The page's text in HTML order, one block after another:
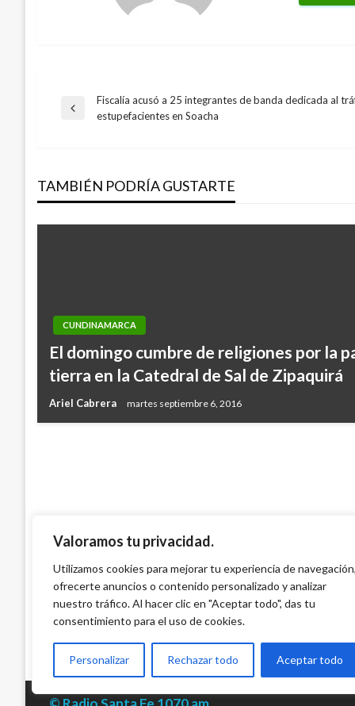
Valoramos tu privacidad.
Utilizamos cookies para mejorar tu experiencia de navegación,
ofrecerte anuncios o contenido personalizado y analizar
nuestro tráfico. Al hacer clic en "Aceptar todo", das tu
consentimiento para el uso de cookies.
Personalizar Rechazar todo Aceptar todo
Navegación
entradas
Entrada
Fiscalía acusó a 25 integrantes de banda dedicada al
estupefacientes en Soacha
TAMBIÉN PODRÍA GUSTARTE
CUNDINAMARCA
El domingo cumbre de religiones por la
tierra en la Catedral de Sal de Zipaquirá
Ariel Cabrera martes septiembre 6, 2016
CUNDINAMARCA
Procuraduría abre investigación por
irregularidades en proyecto de vivienda